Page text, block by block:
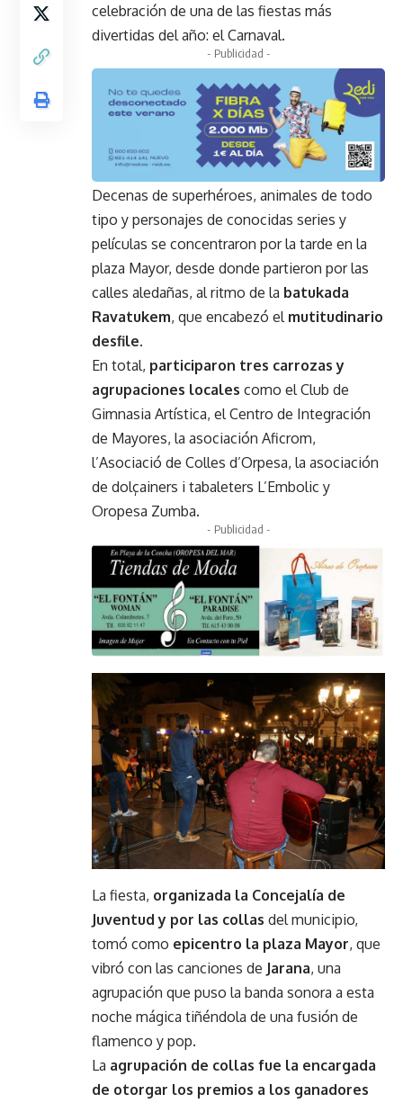
celebración de una de las fiestas más
divertidas del año: el Carnaval.
- Publicidad -
Decenas de superhéroes, animales de todo
tipo y personajes de conocidas series y
películas se concentraron por la tarde en la
plaza Mayor, desde donde partieron por las
calles aledañas, al ritmo de la batukada
Ravatukem, que encabezó el mutitudinario
desfile.
En total, participaron tres carrozas y
agrupaciones locales como el Club de
Gimnasia Artística, el Centro de Integración
de Mayores, la asociación Aficrom,
l’Asociació de Colles d’Orpesa, la asociación
de dolçainers i tabaleters L’Embolic y
Oropesa Zumba.
- Publicidad -
La fiesta, organizada la Concejalía de
Juventud y por las collas del municipio,
tomó como epicentro la plaza Mayor, que
vibró con las canciones de Jarana, una
agrupación que puso la banda sonora a esta
noche mágica tiñéndola de una fusión de
flamenco y pop.
La agrupación de collas fue la encargada
de otorgar los premios a los ganadores